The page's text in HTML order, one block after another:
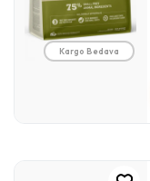
Kargo Bedava